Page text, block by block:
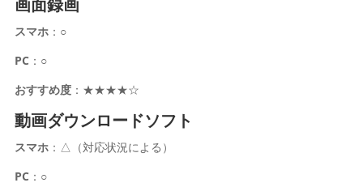
画面録画
スマホ：○
PC ：○
おすすめ度：★★★★☆
動画ダウンロードソフト
スマホ：△（対応状況による）
PC ：○